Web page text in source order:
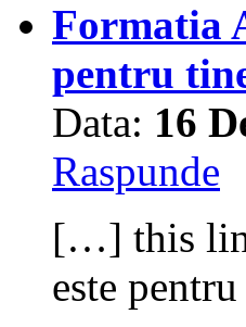
Formatia
pentru
Data: 16
Raspunde
[…] this
este